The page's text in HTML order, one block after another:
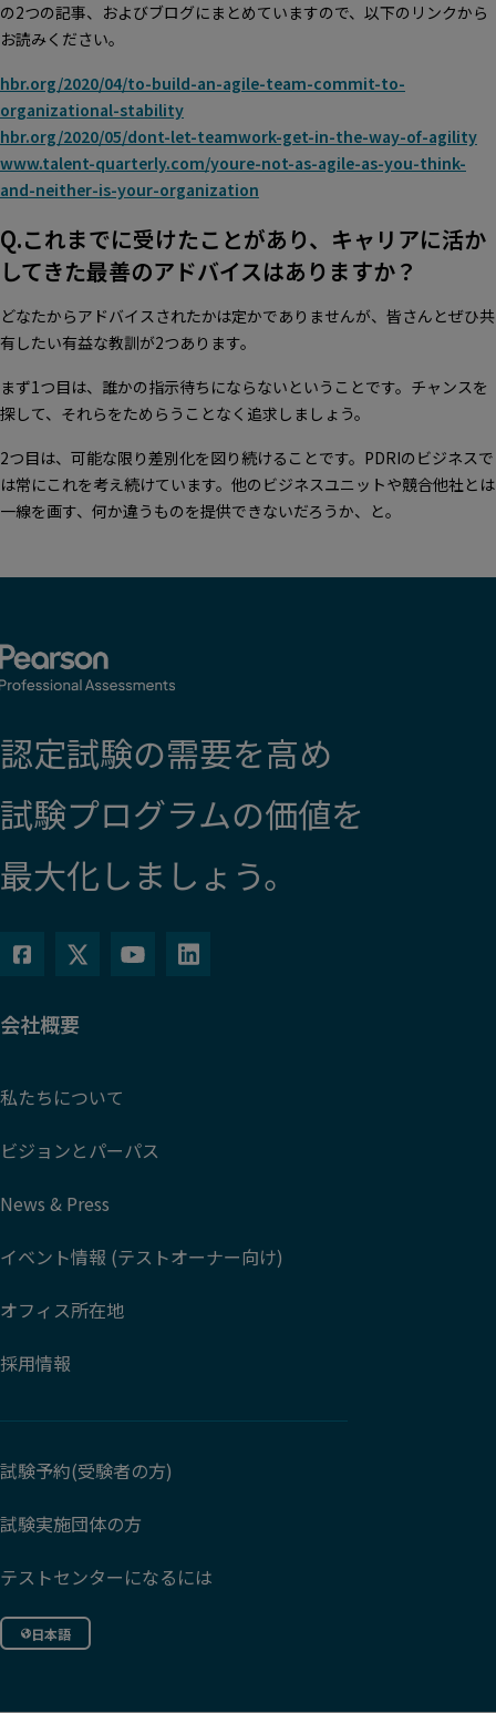
の2つの記事、およびブログにまとめていますので、以下のリンクから
お読みください。
hbr.org/2020/04/to-build-an-agile-team-commit-to-
organizational-stability
hbr.org/2020/05/dont-let-teamwork-get-in-the-way-of-agility
www.talent-quarterly.com/youre-not-as-agile-as-you-think-
and-neither-is-your-organization
Q.これまでに受けたことがあり、キャリアに活か
してきた最善のアドバイスはありますか？
どなたからアドバイスされたかは定かでありませんが、皆さんとぜひ共
有したい有益な教訓が2つあります。
まず1つ目は、誰かの指示待ちにならないということです。チャンスを
探して、それらをためらうことなく追求しましょう。
2つ目は、可能な限り差別化を図り続けることです。PDRIのビジネスで
は常にこれを考え続けています。他のビジネスユニットや競合他社とは
一線を画す、何か違うものを提供できないだろうか、と。
認定試験の需要を高め
試験プログラムの価値を
最大化しましょう。
会社概要
私たちについて
ビジョンとパーパス
News & Press
イベント情報 (テストオーナー向け)
オフィス所在地
採用情報
試験予約(受験者の方)
試験実施団体の方
テストセンターになるには
日本語